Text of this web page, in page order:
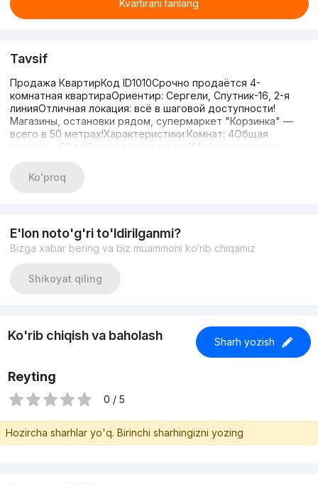
Kvartirani tanlang
Tavsif
Продажа КвартирКод ID1010Срочно продаётся 4-
комнатная квартираОриентир: Сергели, Спутник-16, 2-я
линияОтличная локация: всё в шаговой доступности!
Магазины, остановки рядом, супермаркет "Корзинка" —
всего в 50 метрах!Характеристики:Комнат: 4Общая
площадь: 92 м²Санузел: раздельныйМебель: частично
евроЦена: 82 000 $Звоните сейчас, пока предложение
актуально!+998887172775 (Григорий)
Ko'proq
E'lon noto'g'ri to'ldirilganmi?
Bizga xabar bering va biz muammoni ko‘rib chiqamiz
Shikoyat qiling
Ko'rib chiqish va baholash Sharh yozish
Reyting
0 / 5
Hozircha sharhlar yo'q. Birinchi sharhingizni yozing